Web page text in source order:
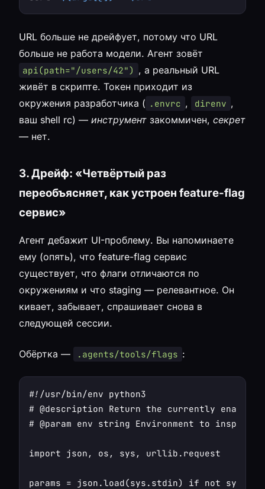
URL больше не дрейфует, потому что URL
больше не работа модели. Агент зовёт
api(path="/users/42") , а реальный URL
живёт в скрипте. Токен приходит из
окружения разработчика ( .envrc , direnv ,
ваш shell rc) — инструмент закоммичен, секрет
— нет.
3. Дрейф: «Четвёртый раз
переобъясняет, как устроен feature-flag
сервис»
Агент дебажит UI-проблему. Вы напоминаете
ему (опять), что feature-flag сервис
существует, что флаги отличаются по
окружениям и что staging — релевантное. Он
кивает, забывает, спрашивает снова в
следующей сессии.
Обёртка — .agents/tools/flags :
#!/usr/bin/env python3
# @description Return the currently
# @param env string Environment to
import json, os, sys, urllib.request
params = json.load(sys.stdin) if not